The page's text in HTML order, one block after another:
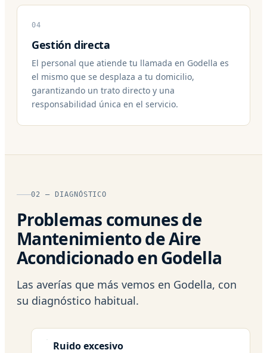
04
Gestión directa
El personal que atiende tu llamada en Godella es
el mismo que se desplaza a tu domicilio,
garantizando un trato directo y una
responsabilidad única en el servicio.
02 — DIAGNÓSTICO
Problemas comunes de
Mantenimiento de Aire
Acondicionado en Godella
Las averías que más vemos en Godella, con
su diagnóstico habitual.
Ruido excesivo